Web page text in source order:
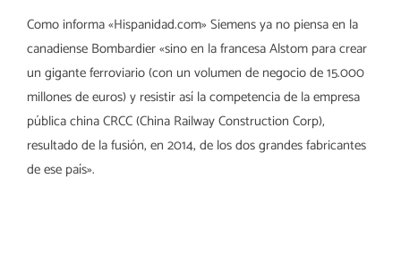
Como informa «Hispanidad.com» Siemens ya no piensa en la
canadiense Bombardier «sino en la francesa Alstom para crear
un gigante ferroviario (con un volumen de negocio de 15.000
millones de euros) y resistir así la competencia de la empresa
pública china CRCC (China Railway Construction Corp),
resultado de la fusión, en 2014, de los dos grandes fabricantes
de ese país».